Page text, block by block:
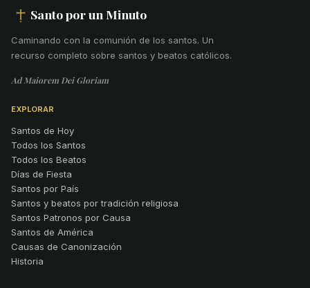
Santo por un Minuto
Caminando con la comunión de los santos. Un
recurso completo sobre santos y beatos católicos.
Ad Maiorem Dei Gloriam
EXPLORAR
Santos de Hoy
Todos los Santos
Todos los Beatos
Días de Fiesta
Santos por País
Santos y beatos por tradición religiosa
Santos Patronos por Causa
Santos de América
Causas de Canonización
Historia